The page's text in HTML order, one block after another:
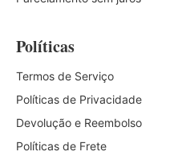
Políticas
Termos de Serviço
Políticas de Privacidade
Devolução e Reembolso
Políticas de Frete